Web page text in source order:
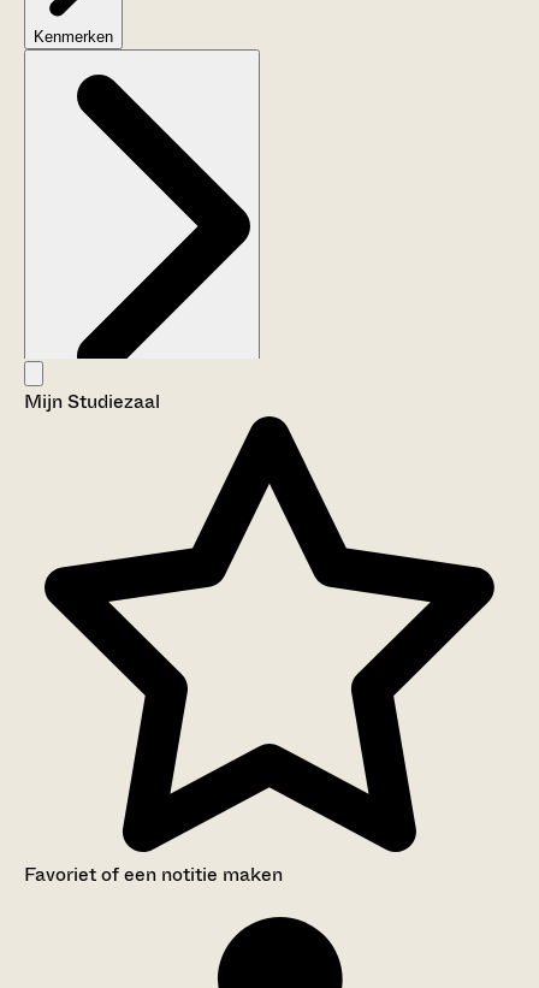
Kenmerken
Aanwijzingen voor de gebruiker
Mijn Studiezaal
Favoriet of een notitie maken